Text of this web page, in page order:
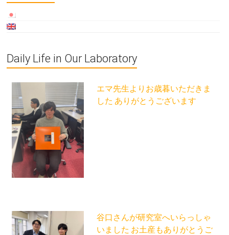
Daily Life in Our Laboratory
エマ先生よりお歳暮いただきま
した ありがとうございます
谷口さんが研究室へいらっしゃ
いました お土産もありがとうご